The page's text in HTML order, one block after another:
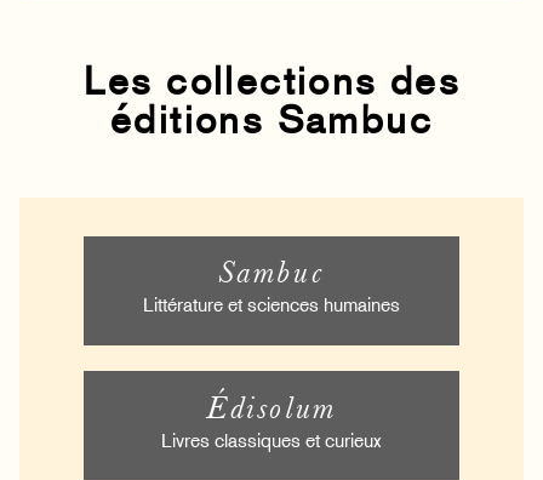
Les collections des
éditions Sambuc
Sambuc
Littérature et sciences humaines
Édisolum
Livres classiques et curieux